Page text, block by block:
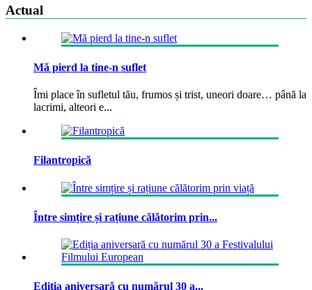
Actual
Mă pierd la tine-n suflet
Îmi place în sufletul tău, frumos și trist, uneori doare… până la
lacrimi, alteori e...
Filantropică
Între simțire și rațiune călătorim prin...
Ediția aniversară cu numărul 30 a...